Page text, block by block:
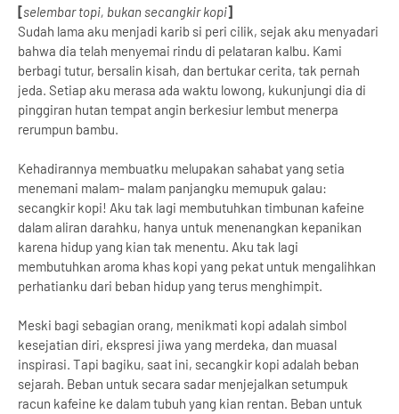
[selembar topi, bukan secangkir kopi]
Sudah lama aku menjadi karib si peri cilik, sejak aku menyadari
bahwa dia telah menyemai rindu di pelataran kalbu. Kami
berbagi tutur, bersalin kisah, dan bertukar cerita, tak pernah
jeda. Setiap aku merasa ada waktu lowong, kukunjungi dia di
pinggiran hutan tempat angin berkesiur lembut menerpa
rerumpun bambu.
Kehadirannya membuatku melupakan sahabat yang setia
menemani malam- malam panjangku memupuk galau:
secangkir kopi! Aku tak lagi membutuhkan timbunan kafeine
dalam aliran darahku, hanya untuk menenangkan kepanikan
karena hidup yang kian tak menentu. Aku tak lagi
membutuhkan aroma khas kopi yang pekat untuk mengalihkan
perhatianku dari beban hidup yang terus menghimpit.
Meski bagi sebagian orang, menikmati kopi adalah simbol
kesejatian diri, ekspresi jiwa yang merdeka, dan muasal
inspirasi. Tapi bagiku, saat ini, secangkir kopi adalah beban
sejarah. Beban untuk secara sadar menjejalkan setumpuk
racun kafeine ke dalam tubuh yang kian rentan. Beban untuk